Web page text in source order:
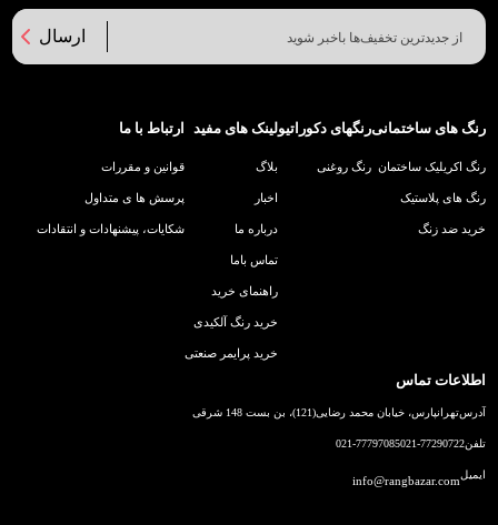
ارسال
رنگ های ساختمانی
رنگ اکریلیک ساختمان
رنگ های پلاستیک
خرید ضد زنگ
رنگهای دکوراتیو
رنگ روغنی
لینک های مفید
بلاگ
اخبار
درباره ما
تماس باما
راهنمای خرید
خرید رنگ آلکیدی
خرید پرایمر صنعتی
ارتباط با ما
قوانین و مقررات
پرسش ها ی متداول
شکایات، پیشنهادات و انتقادات
اطلاعات تماس
آدرستهرانپارس، خیابان محمد رضایی(121)، بن بست 148 شرقی
تلفن021-77290722
021-77797085
ایمیلinfo@rangbazar.com